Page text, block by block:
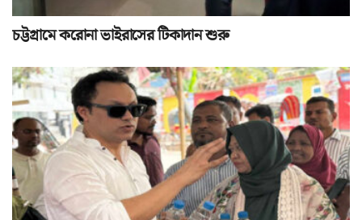
চট্টগ্রামে করোনা ভাইরাসের টিকাদান শুরু